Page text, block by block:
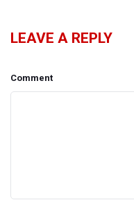
LEAVE A REPLY
Comment